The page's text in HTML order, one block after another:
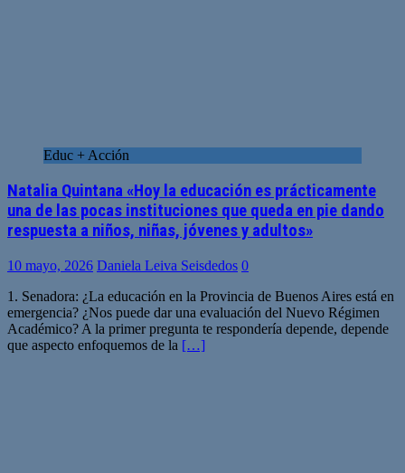
Educ + Acción
Natalia Quintana «Hoy la educación es prácticamente
una de las pocas instituciones que queda en pie dando
respuesta a niños, niñas, jóvenes y adultos»
10 mayo, 2026 Daniela Leiva Seisdedos 0
1. Senadora: ¿La educación en la Provincia de Buenos Aires está en
emergencia? ¿Nos puede dar una evaluación del Nuevo Régimen
Académico? A la primer pregunta te respondería depende, depende
que aspecto enfoquemos de la […]